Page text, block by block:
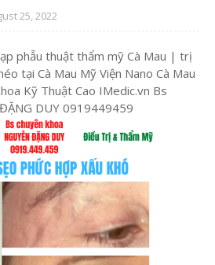
25, 2022
phẫu thuật thẩm mỹ Cà Mau | trị
tại Cà Mau Mỹ Viện Nano Cà Mau
Kỹ Thuật Cao IMedic.vn Bs
DUY 0919449459